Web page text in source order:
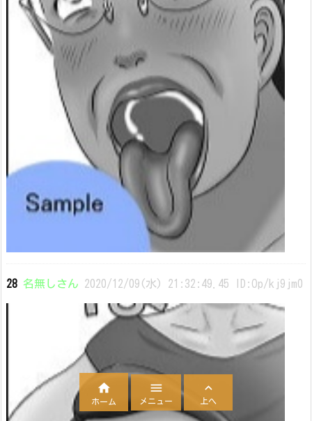
28 名無しさん 2020/12/09(水) 21:32:49.45 ID:Op/kj9jm0

ホーム

メニュー

上へ